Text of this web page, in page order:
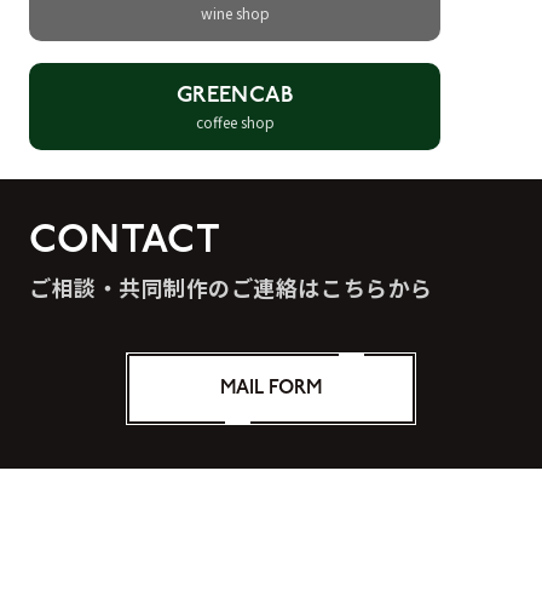
wine shop
GREENCAB
coffee shop
CONTACT
ご相談・共同制作のご連絡はこちらから
MAIL FORM